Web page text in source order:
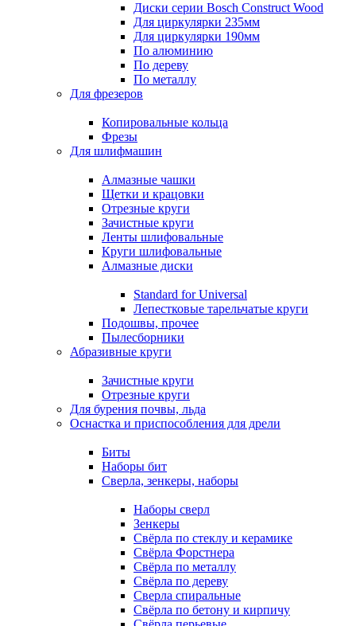
Диски серии Bosch Construct Wood
Для циркулярки 235мм
Для циркулярки 190мм
По алюминию
По дереву
По металлу
Для фрезеров
Копировальные кольца
Фрезы
Для шлифмашин
Алмазные чашки
Щетки и крацовки
Отрезные круги
Зачистные круги
Ленты шлифовальные
Круги шлифовальные
Алмазные диски
Standard for Universal
Лепестковые тарельчатые круги
Подошвы, прочее
Пылесборники
Абразивные круги
Зачистные круги
Отрезные круги
Для бурения почвы, льда
Оснастка и приспособления для дрели
Биты
Наборы бит
Сверла, зенкеры, наборы
Наборы сверл
Зенкеры
Свёрла по стеклу и керамике
Свёрла Форстнера
Свёрла по металлу
Свёрла по дереву
Сверла спиральные
Свёрла по бетону и кирпичу